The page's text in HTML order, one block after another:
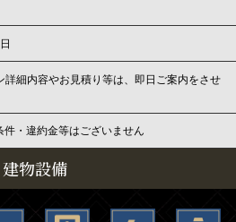
詳細内容やお見積り等は、即日ご案内をさせ
・違約金等はございません
建物設備